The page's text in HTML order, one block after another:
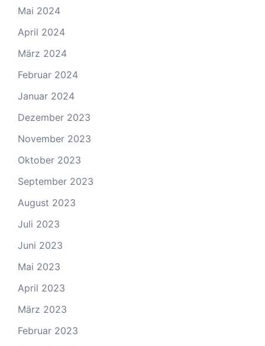
Mai 2024
April 2024
März 2024
Februar 2024
Januar 2024
Dezember 2023
November 2023
Oktober 2023
September 2023
August 2023
Juli 2023
Juni 2023
Mai 2023
April 2023
März 2023
Februar 2023